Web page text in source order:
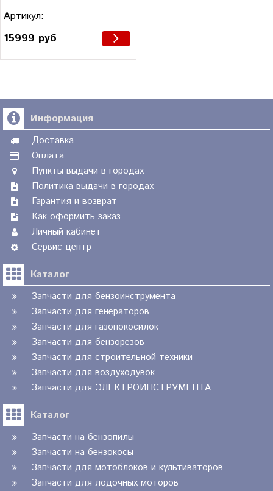
Артикул:
15999 руб
Информация
Доставка
Оплата
Пункты выдачи в городах
Политика выдачи в городах
Гарантия и возврат
Как оформить заказ
Личный кабинет
Сервис-центр
Каталог
Запчасти для бензоинструмента
Запчасти для генераторов
Запчасти для газонокосилок
Запчасти для бензорезов
Запчасти для строительной техники
Запчасти для воздуходувок
Запчасти для ЭЛЕКТРОИНСТРУМЕНТА
Каталог
Запчасти на бензопилы
Запчасти на бензокосы
Запчасти для мотоблоков и культиваторов
Запчасти для лодочных моторов